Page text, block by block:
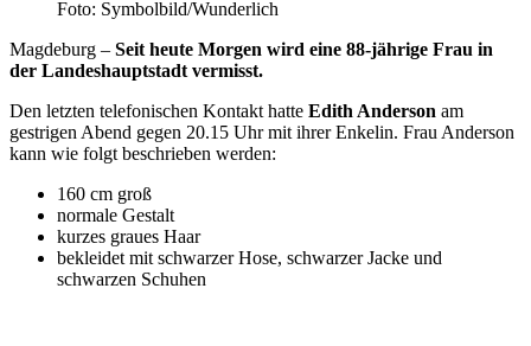
Foto: Symbolbild/Wunderlich
Magdeburg – Seit heute Morgen wird eine 88-jährige Frau in
der Landeshauptstadt vermisst.
Den letzten telefonischen Kontakt hatte Edith Anderson am
gestrigen Abend gegen 20.15 Uhr mit ihrer Enkelin. Frau Anderson
kann wie folgt beschrieben werden:
160 cm groß
normale Gestalt
kurzes graues Haar
bekleidet mit schwarzer Hose, schwarzer Jacke und
schwarzen Schuhen